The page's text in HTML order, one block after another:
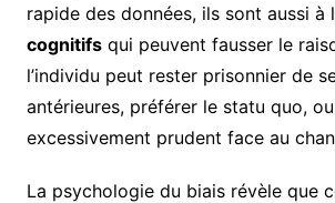
rapide des données, ils sont aussi à
cognitifsqui peuvent fausser le
l’individu peut rester prisonnier de
antérieures, préférer le statu quo,
excessivement prudent face au
La psychologie du biais révèle que